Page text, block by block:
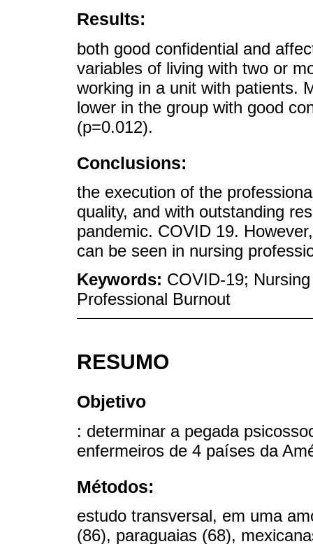
Results:
both good confidential and
variables of living with two or
working in a unit with patients.
lower in the group with good
(p=0.012).
Conclusions:
the execution of the
quality, and with outstanding
pandemic. COVID 19.
can be seen in nursing
Keywords: COVID-19;
Professional Burnout
RESUMO
Objetivo
: determinar a pegada
enfermeiros de 4 países da
Métodos:
estudo transversal, em uma
(86), paraguaias (68),